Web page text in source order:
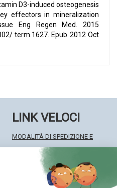
D3-induced osteogenesis
effectors in mineralization
Eng Regen Med. 2015
term.1627. Epub 2012 Oct
LINK VELOCI
MODALITÀ DI SPEDIZIONE E
MODALITÀ DI PAGAMENTO
INFORMATIVA PRIVACY